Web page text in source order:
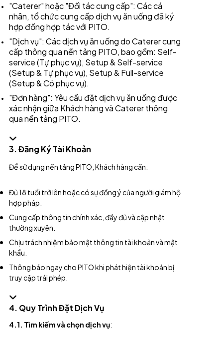
"Caterer" hoặc "Đối tác cung cấp": Các cá
nhân, tổ chức cung cấp dịch vụ ăn uống đã ký
hợp đồng hợp tác với PITO.
"Dịch vụ": Các dịch vụ ăn uống do Caterer cung
cấp thông qua nền tảng PITO, bao gồm: Self-
service (Tự phục vụ), Setup & Self-service
(Setup & Tự phục vụ), Setup & Full-service
(Setup & Có phục vụ).
"Đơn hàng": Yêu cầu đặt dịch vụ ăn uống được
xác nhận giữa Khách hàng và Caterer thông
qua nền tảng PITO.
3. Đăng Ký Tài Khoản
Để sử dụng nền tảng PITO, Khách hàng cần:
Đủ 18 tuổi trở lên hoặc có sự đồng ý của người giám hộ
hợp pháp.
Cung cấp thông tin chính xác, đầy đủ và cập nhật
thường xuyên.
Chịu trách nhiệm bảo mật thông tin tài khoản và mật
khẩu.
Thông báo ngay cho PITO khi phát hiện tài khoản bị
truy cập trái phép.
4. Quy Trình Đặt Dịch Vụ
4.1. Tìm kiếm và chọn dịch vụ: